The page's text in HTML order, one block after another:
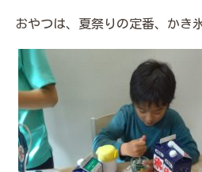
おやつは、夏祭りの定番、かき